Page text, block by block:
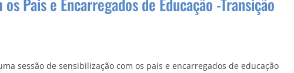
sessão de sensibilização com os pais e encarregados de educação